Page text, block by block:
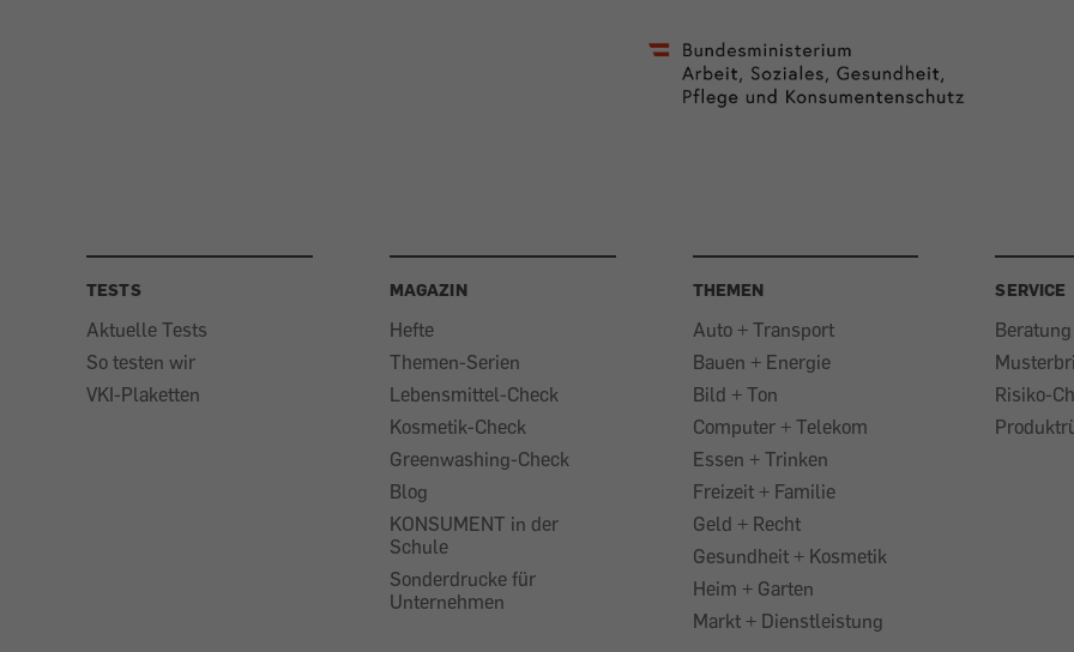
TESTS
Aktuelle Tests
So testen wir
VKI-Plaketten
MAGAZIN
Hefte
Themen-Serien
Lebensmittel-Check
Kosmetik-Check
Greenwashing-Check
Blog
KONSUMENT in der
Schule
Sonderdrucke für
Unternehmen
THEMEN
Auto + Transport
Bauen + Energie
Bild + Ton
Computer + Telekom
Essen + Trinken
Freizeit + Familie
Geld + Recht
Gesundheit + Kosmetik
Heim + Garten
Markt + Dienstleistung
SERVICE
Beratung
Risiko-